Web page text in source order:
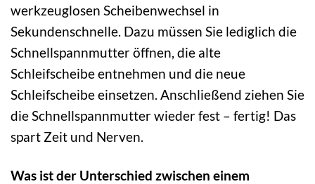
werkzeuglosen Scheibenwechsel in
Sekundenschnelle. Dazu müssen Sie lediglich die
Schnellspannmutter öffnen, die alte
Schleifscheibe entnehmen und die neue
Schleifscheibe einsetzen. Anschließend ziehen Sie
die Schnellspannmutter wieder fest – fertig! Das
spart Zeit und Nerven.
Was ist der Unterschied zwischen einem